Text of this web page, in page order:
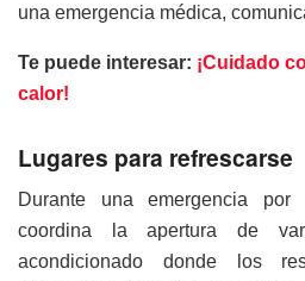
una emergencia médica,
Te puede interesar: ¡Cuidado
calor!
Lugares para refrescarse
Durante una emergencia por
coordina la apertura de
acondicionado donde los